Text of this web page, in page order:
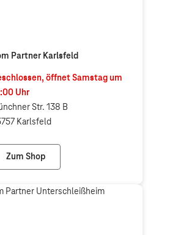
Partner Karlsfeld
öffnetSamstag um
Uhr
Str. 138 B
Karlsfeld
Zum Shop
Telekom Partner Karlsfeld